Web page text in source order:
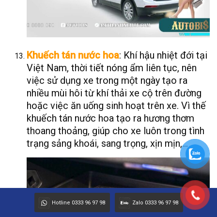
Hotline 0333 96 97 98 Zalo 0333 96 97 98
Khuếch tán nước hoa: Khí hậu nhiệt đới tại
Việt Nam, thời tiết nóng ẩm liên tục, nên
việc sử dụng xe trong một ngày tạo ra
nhiều mùi hôi từ khí thải xe cộ trên đường
hoặc việc ăn uống sinh hoạt trên xe. Vì thế
khuếch tán nước hoa tạo ra hương thơm
thoang thoảng, giúp cho xe luôn trong tình
trạng sảng khoái, sang trọng, xịn mịn,…